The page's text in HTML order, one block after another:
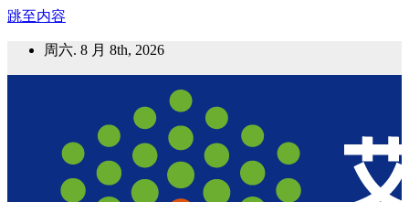
跳至内容
周六. 8 月 8th, 2026